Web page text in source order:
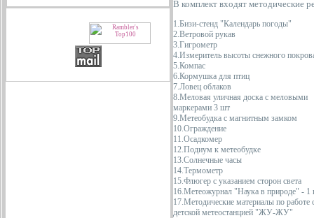
В комплект входят методические
1.Бизи-стенд "Календарь погоды"
2.Ветровой рукав
3.Гигрометр
4.Измеритель высоты снежного
5.Компас
6.Кормушка для птиц
7.Ловец облаков
8.Меловая уличная доска с меловыми
маркерами 3 шт
9.Метеобудка с магнитным замком
10.Ограждение
11.Осадкомер
12.Подиум к метеобудке
13.Солнечные часы
14.Термометр
15.Флюгер с указанием сторон света
16.Метеожурнал "Наука в природе" - 1
17.Методические материалы по работе
детской метеостанцией "ЖУ-ЖУ"